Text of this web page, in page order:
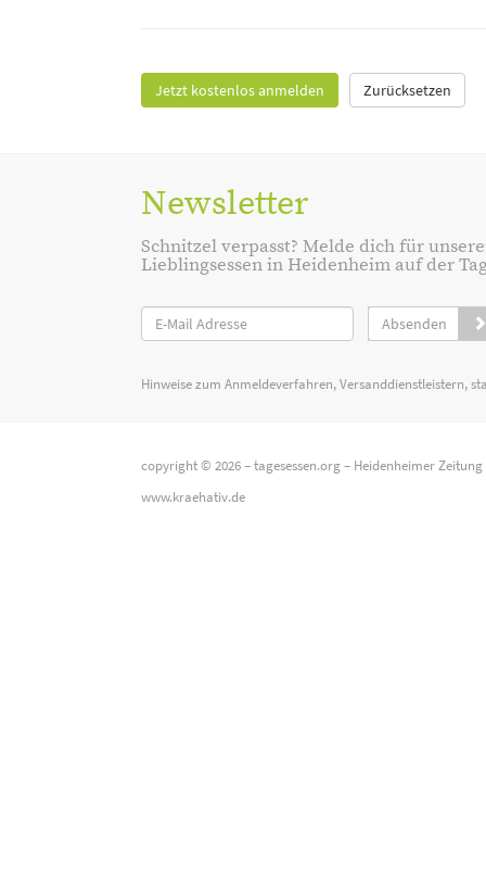
Jetzt kostenlos anmelden Zurücksetzen
Newsletter
Schnitzel verpasst? Melde dich für
Lieblingsessen in Heidenheim auf der
Absenden
Hinweise zum Anmeldeverfahren, Versanddienstleistern,
copyright © 2026 –tagesessen.org– Heidenheimer Zeitung
www.kraehativ.de